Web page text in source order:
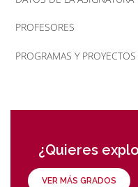
PROFESORES
PROGRAMAS Y PROYECTOS
¿Quieres
VER MÁS GRADOS